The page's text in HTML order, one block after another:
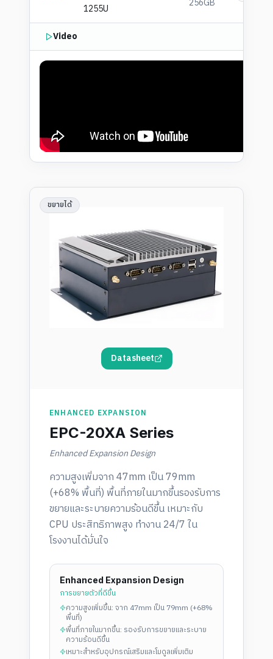
1255U
256GB
Video
ขยายได้
Datasheet
ENHANCED EXPANSION
EPC-20XA Series
Enhanced Expansion Design
ความสูงเพิ่มจาก 47mm เป็น 79mm
(+68% พื้นที่) พื้นที่ภายในมากขึ้นรองรับการ
ขยายและระบายความร้อนดีขึ้น เหมาะกับ
CPU ประสิทธิภาพสูง ทำงาน 24/7 ใน
โรงงานได้มั่นใจ
Enhanced Expansion Design
การขยายตัวที่ดีขึ้น
ความสูงเพิ่มขึ้น: จาก 47mm เป็น 79mm (+68%
พื้นที่)
พื้นที่ภายในมากขึ้น: รองรับการขยายและระบาย
ความร้อนดีขึ้น
เหมาะสำหรับอุปกรณ์เสริมและโมดูลเพิ่มเติม